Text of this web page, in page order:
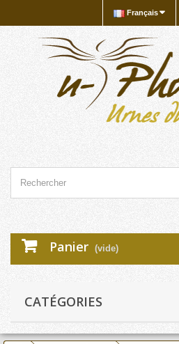
Français
Panier (vide)
CATÉGORIES